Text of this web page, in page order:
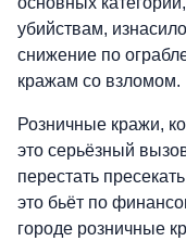
убийствам,
снижение по
кражам со взломом.
Розничные кражи,
это серьёзный
перестать
это бьёт по
городе розничные